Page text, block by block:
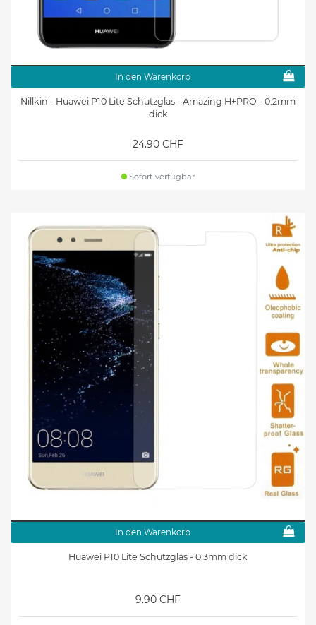
In den Warenkorb
Nillkin - Huawei P10 Lite Schutzglas - Amazing H+PRO - 0.2mm
dick
24.90 CHF
Sofort verfügbar
In den Warenkorb
Huawei P10 Lite Schutzglas - 0.3mm dick
9.90 CHF